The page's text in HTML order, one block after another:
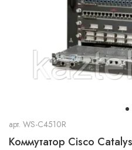
арт. WS-C4510R
Коммутатор Cisco